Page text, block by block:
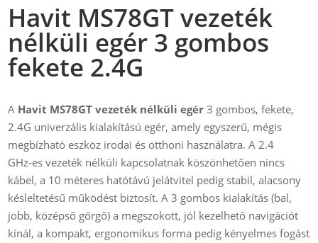
Havit MS78GT vezeték
nélküli egér 3 gombos
fekete 2.4G
A Havit MS78GT vezeték nélküli egér 3 gombos, fekete,
2.4G univerzális kialakítású egér, amely egyszerű, mégis
megbízható eszköz irodai és otthoni használatra. A 2.4
GHz‑es vezeték nélküli kapcsolatnak köszönhetően nincs
kábel, a 10 méteres hatótávú jelátvitel pedig stabil, alacsony
késleltetésű működést biztosít. A 3 gombos kialakítás (bal,
jobb, középső gőrgő) a megszokott, jól kezelhető navigációt
kínál, a kompakt, ergonomikus forma pedig kényelmes fogást